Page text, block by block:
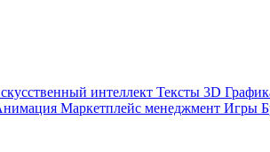
интеллект Тексты 3D
Маркетплейс менеджмент Игры